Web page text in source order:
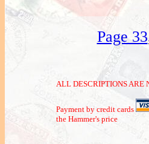
Page 33
ALL DESCRIPTIONS ARE
Payment by credit cards
the Hammer's price